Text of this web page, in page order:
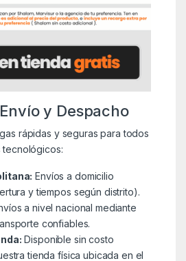
y Despacho
rápidas y seguras para todos
Envíos a domicilio
y tiempos según distrito).
a nivel nacional mediante
confiables.
Disponible sin costo
tienda física ubicada en el